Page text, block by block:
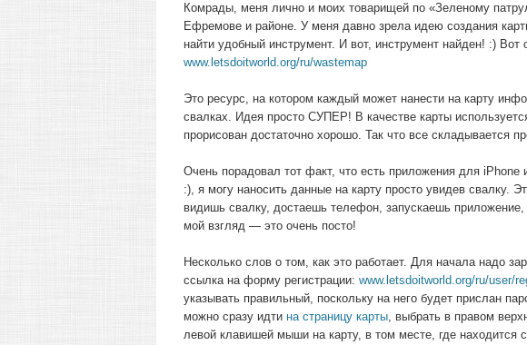
Комрады, меня лично и моих товарищей по «Зеленому
Ефремове и районе. У меня давно зрела идею создания
найти удобный инструмент. И вот, инструмент найден! :) Вот
www.letsdoitworld.org/ru/wastemap
Это ресурс, на котором каждый может нанести на карту
свалках. Идея просто СУПЕР! В качестве карты
прорисован достаточно хорошо. Так что все складывается
Очень порадовал тот факт, что есть приложения для
:), я могу наносить данные на карту просто увидев свалку.
видишь свалку, достаешь телефон, запускаешь
мой взгляд — это очень посто!
Несколько слов о том, как это работает. Для начала надо
ссылка на форму регистрации: www.letsdoitworld.org/ru/user/
указывать правильный, поскольку на него будет прислан
можно сразу идти на страницу карты, выбрать в правом
левой клавишей мыши на карту, в том месте, где находится